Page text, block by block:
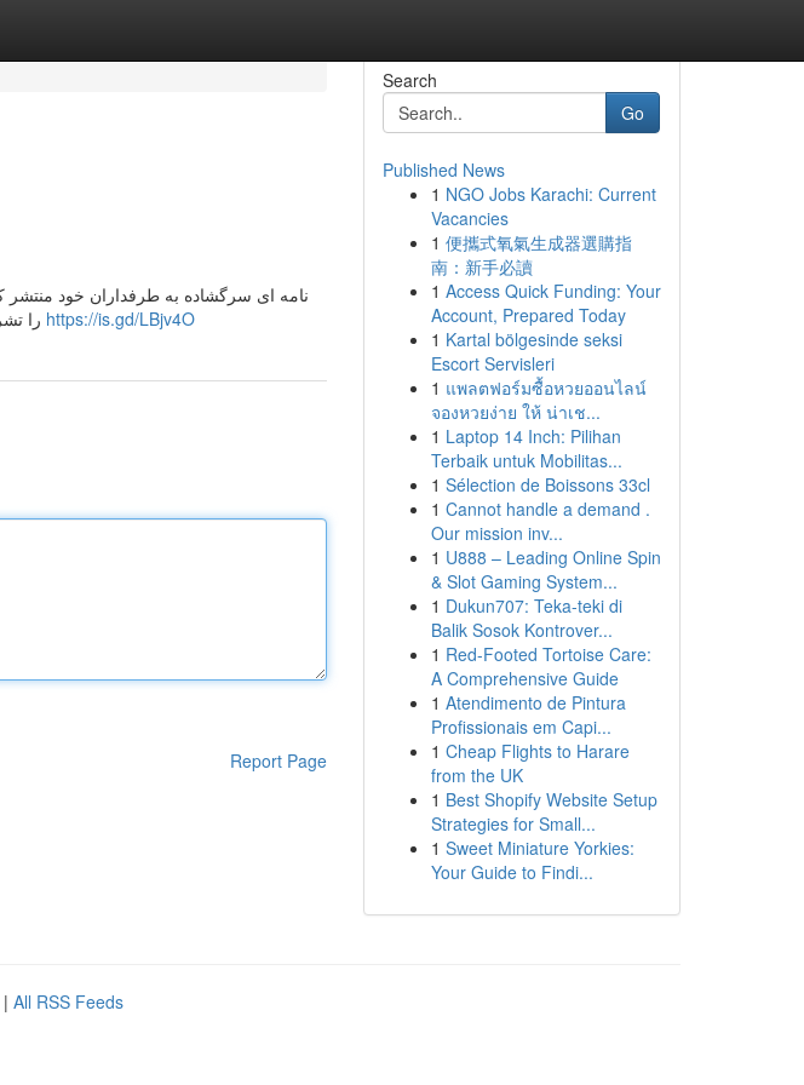
https://is.gd/LBjv4O
Report Page
Search
Go
Published News
1 NGO Jobs Karachi: Current
Vacancies
1 便攜式氧氣生成器選購指
南：新手必讀
1 Access Quick Funding: Your
Account, Prepared Today
1 Kartal bölgesinde seksi
Escort Servisleri
1 แพลตฟอร์มซื้อหวยออนไลน์
จองหวยง่าย ให้ น่าเช...
1 Laptop 14 Inch: Pilihan
Terbaik untuk Mobilitas...
1 Sélection de Boissons 33cl
1 Cannot handle a demand .
Our mission inv...
1 U888 – Leading Online Spin
& Slot Gaming System...
1 Dukun707: Teka-teki di
Balik Sosok Kontrover...
1 Red-Footed Tortoise Care:
A Comprehensive Guide
1 Atendimento de Pintura
Profissionais em Capi...
1 Cheap Flights to Harare
from the UK
1 Best Shopify Website Setup
Strategies for Small...
1 Sweet Miniature Yorkies:
Your Guide to Findi...
| All RSS Feeds